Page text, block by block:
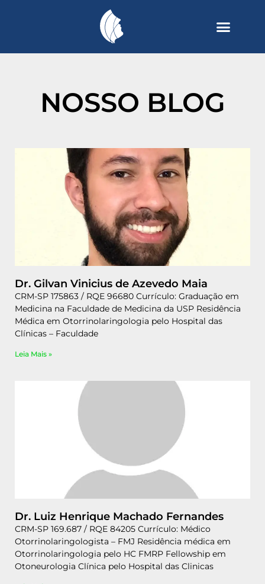
NOSSO BLOG
Dr. Gilvan Vinicius de Azevedo Maia
CRM-SP 175863 / RQE 96680 Currículo: Graduação em
Medicina na Faculdade de Medicina da USP Residência
Médica em Otorrinolaringologia pelo Hospital das
Clínicas – Faculdade
Leia Mais »
Dr. Luiz Henrique Machado Fernandes
CRM-SP 169.687 / RQE 84205 Currículo: Médico
Otorrinolaringologista – FMJ Residência médica em
Otorrinolaringologia pelo HC FMRP Fellowship em
Otoneurologia Clínica pelo Hospital das Clinicas